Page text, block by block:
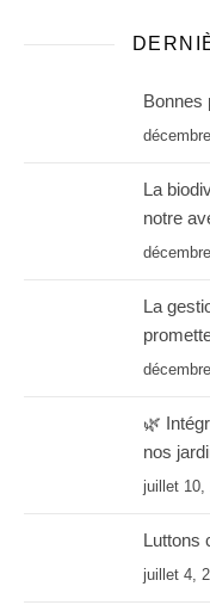
Bonnes
La
notre
La
🌿
nos
juillet 10,
Luttons
juillet 4,